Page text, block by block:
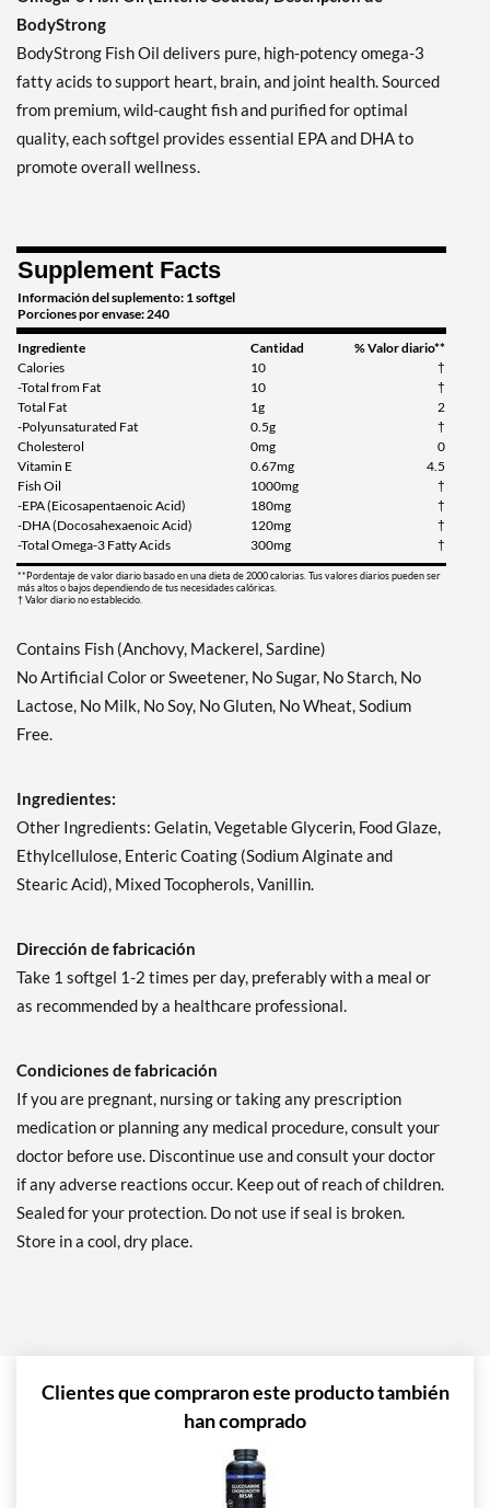
BodyStrong
BodyStrong Fish Oil delivers pure, high-potency omega-3
fatty acids to support heart, brain, and joint health. Sourced
from premium, wild-caught fish and purified for optimal
quality, each softgel provides essential EPA and DHA to
promote overall wellness.
Supplement Facts
Información del suplemento: 1 softgel
Porciones por envase: 240
Ingrediente Cantidad
% Valor diario**
Calories
10
†
-Total from Fat
10
†
Total Fat
1g
2
-Polyunsaturated Fat
0.5g
†
Cholesterol
0mg
0
Vitamin E
0.67mg
4.5
Fish Oil
1000mg
†
-EPA (Eicosapentaenoic Acid)
180mg
†
-DHA (Docosahexaenoic Acid)
120mg
†
-Total Omega-3 Fatty Acids
300mg †
**Pordentaje de valor diario basado en una dieta de 2000 calorias. Tus valores diarios pueden ser
más altos o bajos dependiendo de tus necesidades calóricas.
† Valor diario no establecido.
Contains Fish (Anchovy, Mackerel, Sardine)
No Artificial Color or Sweetener, No Sugar, No Starch, No
Lactose, No Milk, No Soy, No Gluten, No Wheat, Sodium
Free.
Ingredientes:
Other Ingredients: Gelatin, Vegetable Glycerin, Food Glaze,
Ethylcellulose, Enteric Coating (Sodium Alginate and
Stearic Acid), Mixed Tocopherols, Vanillin.
Dirección de fabricación
Take 1 softgel 1-2 times per day, preferably with a meal or
as recommended by a healthcare professional.
Condiciones de fabricación
If you are pregnant, nursing or taking any prescription
medication or planning any medical procedure, consult your
doctor before use. Discontinue use and consult your doctor
if any adverse reactions occur. Keep out of reach of children.
Sealed for your protection. Do not use if seal is broken.
Store in a cool, dry place.
Clientes que compraron este producto también
han comprado